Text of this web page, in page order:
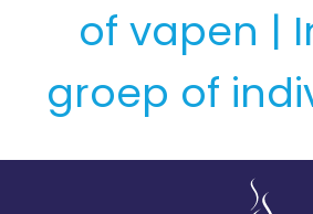
of vapen |
groep of